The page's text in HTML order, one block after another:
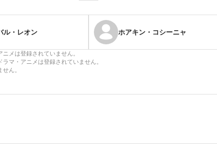
ル・レオン ホアキン・コシーニャ
メは登録されていません。
マ・アニメは登録されていません。
ん。